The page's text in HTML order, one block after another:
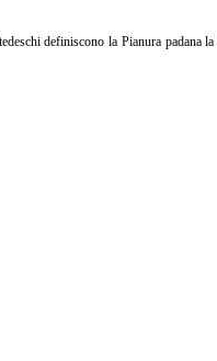
definiscono la Pianura padana